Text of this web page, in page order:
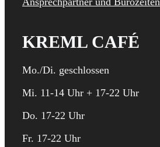
KREML CAFÉ
Mo./Di. geschlossen
Mi. 11-14 Uhr + 17-22 Uhr
Do. 17-22 Uhr
Fr. 17-22 Uhr